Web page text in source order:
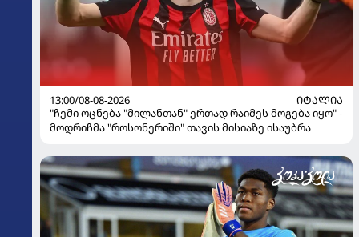
13:00/08-08-2026
ᲘᲢᲐᲚᲘᲐ
"ჩემი ოცნება "მილანთან" ერთად რაიმეს მოგება იყო" -
მოდრიჩმა "როსონერიში" თავის მისიაზე ისაუბრა